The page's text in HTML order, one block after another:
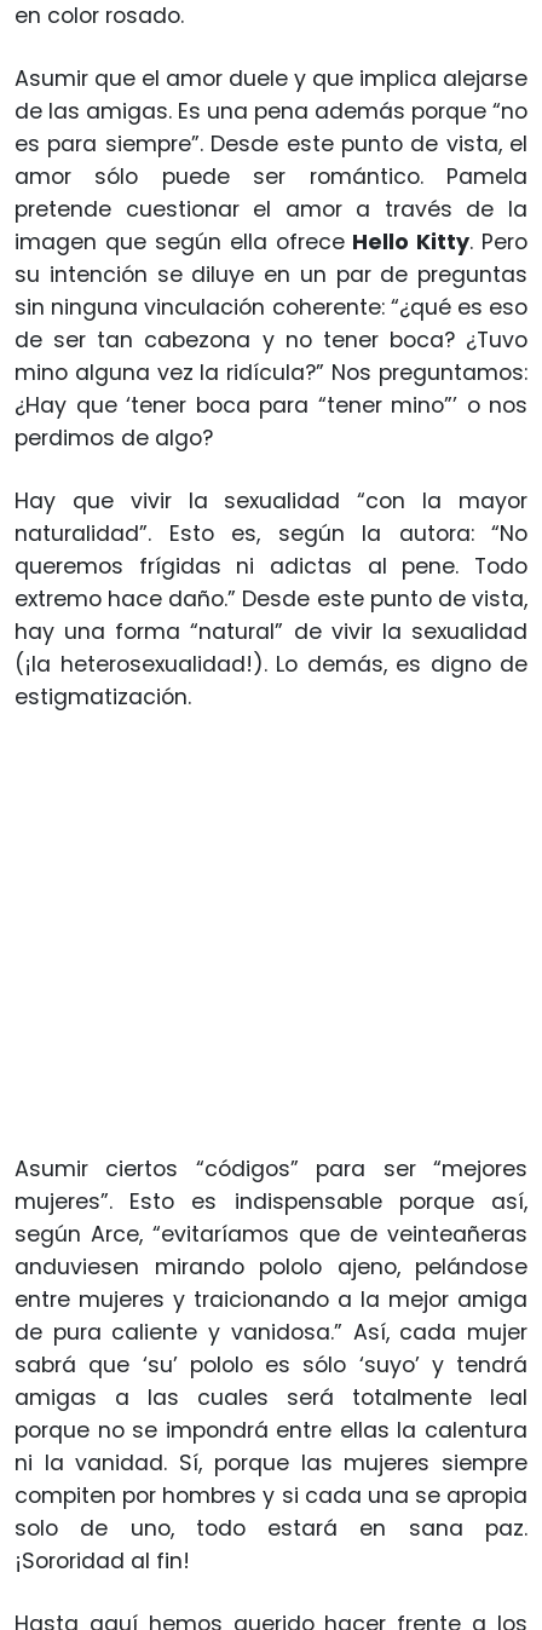
en color rosado.
Asumir que el amor duele y que implica alejarse
de las amigas. Es una pena además porque “no
es para siempre”. Desde este punto de vista, el
amor sólo puede ser romántico. Pamela
pretende cuestionar el amor a través de la
imagen que según ella ofrece Hello Kitty. Pero
su intención se diluye en un par de preguntas
sin ninguna vinculación coherente: “¿qué es eso
de ser tan cabezona y no tener boca? ¿Tuvo
mino alguna vez la ridícula?” Nos preguntamos:
¿Hay que ‘tener boca para “tener mino”’ o nos
perdimos de algo?
Hay que vivir la sexualidad “con la mayor
naturalidad”. Esto es, según la autora: “No
queremos frígidas ni adictas al pene. Todo
extremo hace daño.” Desde este punto de vista,
hay una forma “natural” de vivir la sexualidad
(¡la heterosexualidad!). Lo demás, es digno de
estigmatización.
Asumir ciertos “códigos” para ser “mejores
mujeres”. Esto es indispensable porque así,
según Arce, “evitaríamos que de veinteañeras
anduviesen mirando pololo ajeno, pelándose
entre mujeres y traicionando a la mejor amiga
de pura caliente y vanidosa.” Así, cada mujer
sabrá que ‘su’ pololo es sólo ‘suyo’ y tendrá
amigas a las cuales será totalmente leal
porque no se impondrá entre ellas la calentura
ni la vanidad. Sí, porque las mujeres siempre
compiten por hombres y si cada una se apropia
solo de uno, todo estará en sana paz.
¡Sororidad al fin!
Hasta aquí hemos querido hacer frente a los